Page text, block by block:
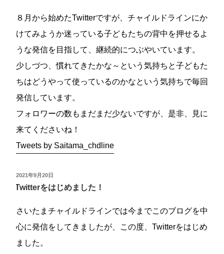
８月から始めたTwitterですが、チャイルドラインにか
けてみようか迷っている子どもたちの背中を押せるよ
うな発信を目指して、継続的につぶやいています。
少しづつ、慣れてきたかな～という気持ちと子どもた
ちはどうやって使っているのかなという気持ちで毎回
発信しています。
フォロワーの数もまだまだ少ないですが、是非、見に
来てくださいね！
Tweets by Saitama_chdline
投
稿
2021年9月20日
Twitterをはじめました！
さいたまチャイルドラインでは今までこのブログを中
心に発信をしてきましたが、この度、Twitterをはじめ
ました。